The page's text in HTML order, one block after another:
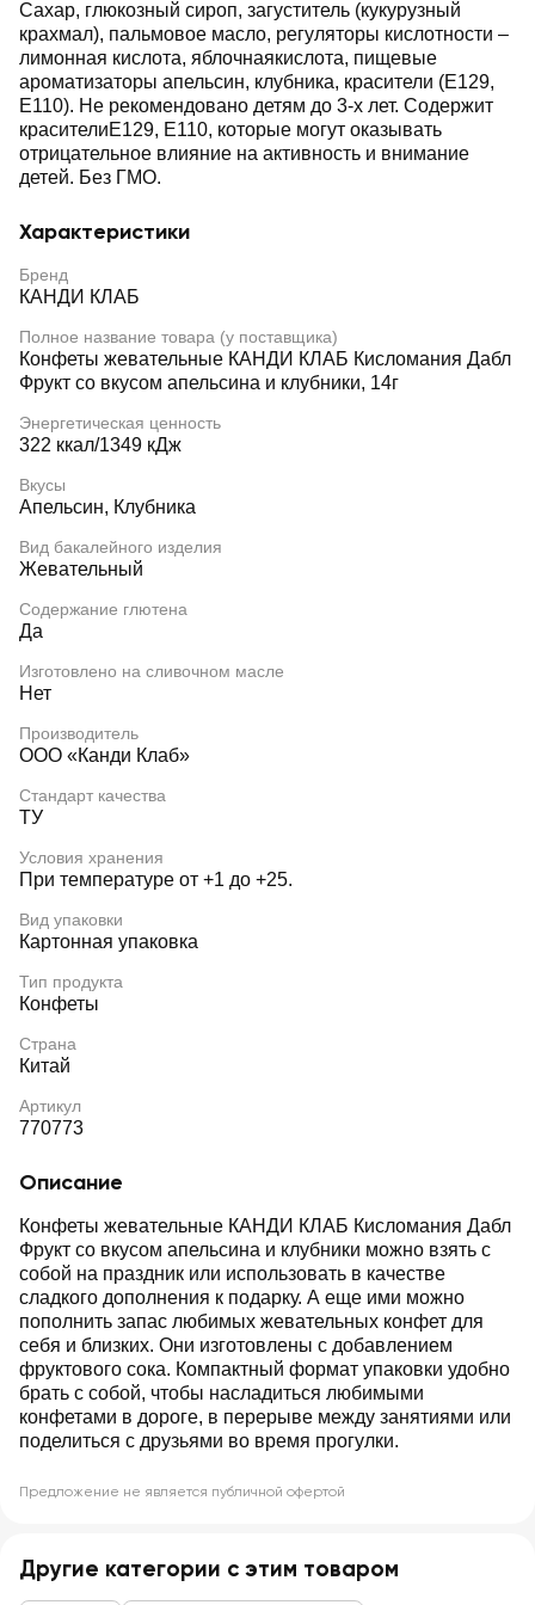
Сахар, глюкозный сироп, загуститель (кукурузный
крахмал), пальмовое масло, регуляторы кислотности –
лимонная кислота, яблочнаякислота, пищевые
ароматизаторы апельсин, клубника, красители (Е129,
Е110). Не рекомендовано детям до 3-х лет. Содержит
красителиЕ129, E110, которые могут оказывать
отрицательное влияние на активность и внимание
детей. Без ГМО.
Характеристики
Бренд
КАНДИ КЛАБ
Полное название товара (у поставщика)
Конфеты жевательные КАНДИ КЛАБ Кисломания Дабл
Фрукт со вкусом апельсина и клубники, 14г
Энергетическая ценность
322 ккал/1349 кДж
Вкусы
Апельсин, Клубника
Вид бакалейного изделия
Жевательный
Содержание глютена
Да
Изготовлено на сливочном масле
Нет
Производитель
ООО «Канди Клаб»
Стандарт качества
ТУ
Условия хранения
При температуре от +1 до +25.
Вид упаковки
Картонная упаковка
Тип продукта
Конфеты
Страна
Китай
Артикул
770773
Описание
Конфеты жевательные КАНДИ КЛАБ Кисломания Дабл
Фрукт со вкусом апельсина и клубники можно взять с
собой на праздник или использовать в качестве
сладкого дополнения к подарку. А еще ими можно
пополнить запас любимых жевательных конфет для
себя и близких. Они изготовлены с добавлением
фруктового сока. Компактный формат упаковки удобно
брать с собой, чтобы насладиться любимыми
конфетами в дороге, в перерыве между занятиями или
поделиться с друзьями во время прогулки.
Предложение не является публичной офертой
Другие категории с этим товаром